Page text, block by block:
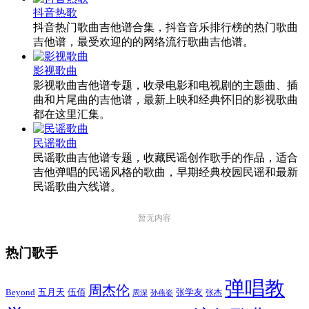
抖音热歌
抖音热门歌曲吉他谱合集，抖音音乐排行榜的热门歌曲
吉他谱，最受欢迎的的网络流行歌曲吉他谱。
影视歌曲
影视歌曲吉他谱专题，收录电影和电视剧的主题曲、插
曲和片尾曲的吉他谱，最新上映和经典怀旧的影视歌曲
都在这里汇集。
民谣歌曲
民谣歌曲吉他谱专题，收藏民谣创作歌手的作品，适合
吉他弹唱的民谣风格的歌曲，早期经典校园民谣和最新
民谣歌曲六线谱。
暂无内容
热门歌手
Beyond 五月天 伍佰 周杰伦 周深 孙燕姿 张学友 张杰 弹唱教